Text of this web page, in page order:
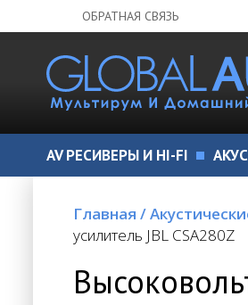
ОБРАТНАЯ СВЯЗЬ
AV РЕСИВЕРЫ И HI-FI
Главная /
усилитель JBL CSA280Z